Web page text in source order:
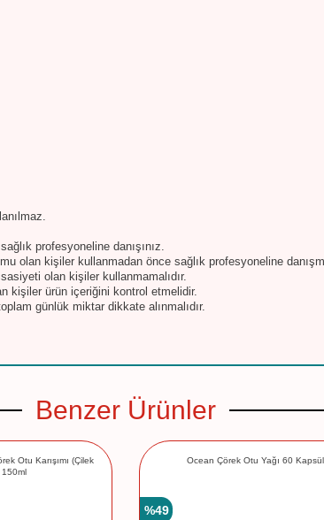
profesyoneline danışınız.
olan kişiler kullanmadan önce sağlık profesyoneline
olan kişiler kullanmamalıdır.
kişiler ürün içeriğini kontrol etmelidir.
günlük miktar dikkate alınmalıdır.
Benzer Ürünler
Otu Karışımı (Çilek
150ml
Ocean Çörek Otu Yağı 60 Kapsül
%49